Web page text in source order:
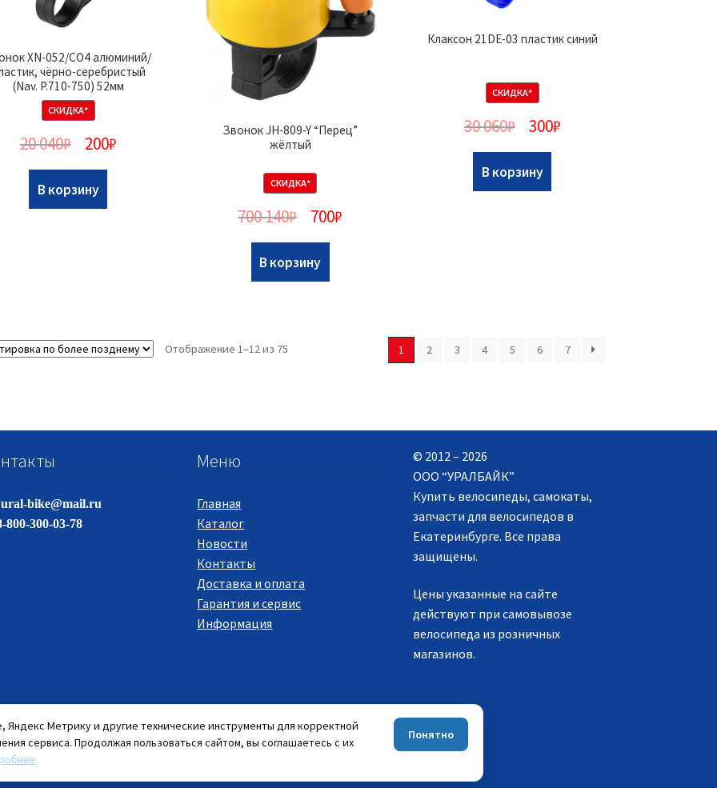
XN-052/CO4 алюминий/
чёрно-серебристый
(Nav. P.710-750) 52мм
СКИДКА*
20 040₽ 200₽
В корзину
Звонок JH-809-Y “Перец”
жёлтый
СКИДКА*
700 140₽ 700₽
В корзину
Клаксон 21DE-03 пластик синий
СКИДКА*
30 060₽ 300₽
В корзину
Отображение 1–12 из 75 1 2 3 4 5 6 7
bike@mail.ru
800-300-03-78
Меню
Главная
Каталог
Новости
Контакты
Доставка и оплата
Гарантия и сервис
Информация
© 2012 – 2026
ООО “УРАЛБАЙК”
Купить велосипеды, самокаты,
запчасти для велосипедов в
Екатеринбурге. Все права
защищены.
Цены указанные на сайте
действуют при самовывозе
велосипеда из розничных
магазинов.
Яндекс Метрику и другие технические инструменты для корректной
сервиса. Продолжая пользоваться сайтом, вы соглашаетесь с их
Понятно